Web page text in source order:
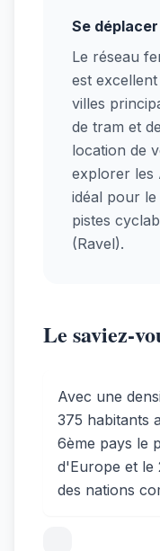
Se déplacer
Le réseau
est
villes
de tram et
location de
explorer les
idéal pour
pistes
(Ravel).
Le saviez-
Avec une
375 habitants
6ème pays le
d'Europe et le
des nations